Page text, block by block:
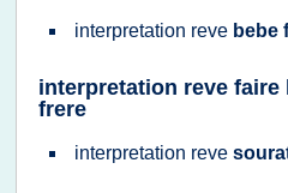
interpretation reve bebe
interpretation reve faire
frere
interpretation reve